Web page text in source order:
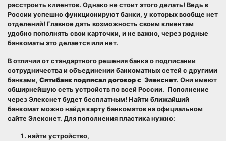
расстроить клиентов. Однако не стоит этого делать! Ведь в
России успешно функционируют банки, у которых вообще нет
отделений! Главное дать возможность своим клиентам
удобно пополнять свои карточки, и не важно, через родные
банкоматы это делается или нет.
В отличии от стандартного решения банка о подписании
сотрудничества и объединении банкоматных сетей с другими
банками, Ситибанк подписал договор с Элекснет. Они имеют
обширнейшую сеть устройств по всей России. Пополнение
через Элекснет будет бесплатным! Найти ближайший
банкомат можно найдя карту банкоматов на официальном
сайте Элекснет. Для пополнения пластика нужно:
найти устройство,